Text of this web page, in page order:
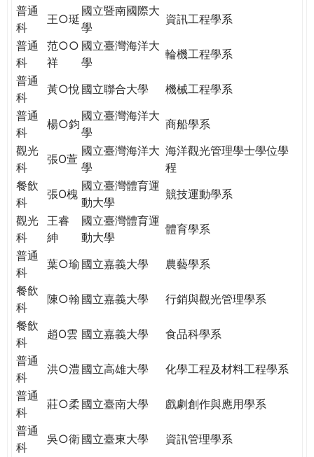
GLOBAL
CITIZENSHIP
普通
科
王○珽
國立暨南國際大
學
資訊工程學系
普通
科
范○○
祥
國立臺灣海洋大
學
輪機工程學系
普通
科
黃○悅 國立聯合大學
機械工程學系
普通
科
楊○鈞
國立臺灣海洋大
學
商船學系
觀光
科
張O萱
國立臺灣海洋大
學
海洋觀光管理學士學位學
程
餐飲
科
張O槐
國立臺灣體育運
動大學
競技運動學系
觀光
科
王睿
紳
國立臺灣體育運
動大學
體育學系
普通
科
葉○瑜 國立嘉義大學
農藝學系
餐飲
科
陳○翰 國立嘉義大學
行銷與觀光管理學系
餐飲
科
趙O雲 國立嘉義大學
食品科學系
普通
科
洪○澧 國立高雄大學
化學工程及材料工程學系
普通
科
莊○柔 國立臺南大學
戲劇創作與應用學系
普通
科
吳○衛國立臺東大學
資訊管理學系